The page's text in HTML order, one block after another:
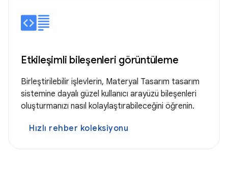
Etkileşimli bileşenleri görüntüleme
Birleştirilebilir işlevlerin, Materyal Tasarım tasarım
sistemine dayalı güzel kullanıcı arayüzü bileşenleri
oluşturmanızı nasıl kolaylaştırabileceğini öğrenin.
Hızlı rehber koleksiyonu